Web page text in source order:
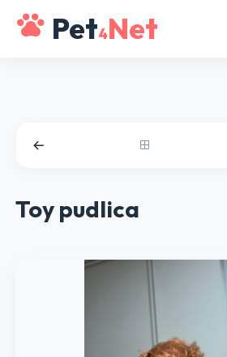
Pet4Net
Toy pudlica